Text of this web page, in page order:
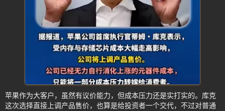
苹果作为大客户，虽然有议价能力，但成本压力还是实打实的。库克
这次选择直接上调产品售价，也算是给投资者一个交代，不过对普通